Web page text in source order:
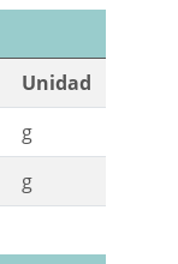
Unidad
g
g